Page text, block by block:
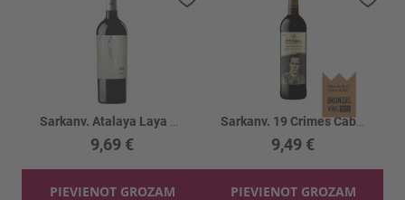
9,69 €
PIEVIENOT GROZAM
9,49 €
PIEVIENOT GROZAM